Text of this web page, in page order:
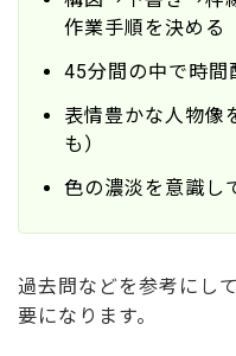
作業手順を決める
45分間の中で時間
表情豊かな人物像
も）
色の濃淡を意識し
過去問などを参考にし
要になります。